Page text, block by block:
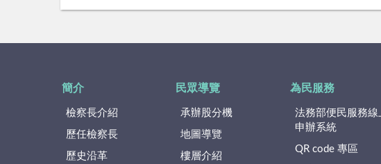
簡介
檢察長介紹
歷任檢察長
歷史沿革
民眾導覽
承辦股分機
地圖導覽
樓層介紹
為民服務
法務部便民服務線
申辦系統
QR code 專區